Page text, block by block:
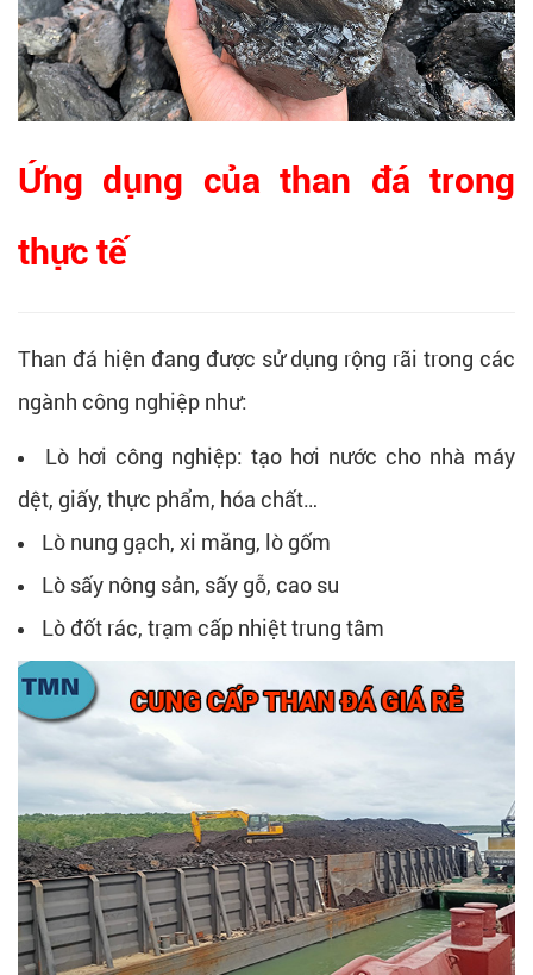
Ứng dụng của than đá trong
thực tế
Than đá hiện đang được sử dụng rộng rãi trong các
ngành công nghiệp như:
Lò hơi công nghiệp: tạo hơi nước cho nhà máy
dệt, giấy, thực phẩm, hóa chất…
Lò nung gạch, xi măng, lò gốm
Lò sấy nông sản, sấy gỗ, cao su
Lò đốt rác, trạm cấp nhiệt trung tâm